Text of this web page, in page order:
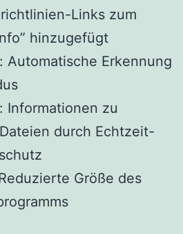
Links zum
hinzugefügt
Automatische Erkennung
Informationen zu
durch Echtzeit-
Größe des